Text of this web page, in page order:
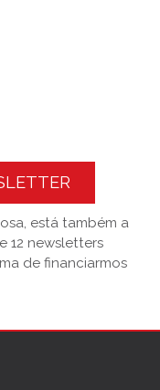
está também a
12 newsletters
de financiarmos